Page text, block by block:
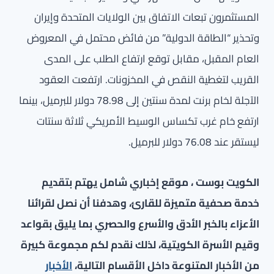
المستثمرون تبعات الاتفاق بين الولايات المتحدة وإيران
وتحذير “الطاقة الدولية” من فائض محتمل في المعروض
العام المقبل، مقابل توقع ارتفاع الطلب على المدى
القريب لتغطية النقص في المخزونات. ارتفعت العقود
الآجلة لخام برنت لمدة سنتين إلى 78.98 دولار للبرميل، بينما
ارتفع خام غرب تكساس الوسيط الأمريكي ثلاثة سنتات
ليستقر عند 76.08 دولار للبرميل.
الكويت بوست ، موقع إخباري شامل يهتم بتقديم
خدمة صحفية متميزة للقارئ، وهدفنا أن نصل لقرائنا
الأعزاء بالخبر الأدق والأسرع والحصري بما يليق بقواعد
وقيم الأسرة الكويتية، لذلك نقدم لكم مجموعة كبيرة
من الأخبار المتنوعة داخل الأقسام التالية،الأخبار